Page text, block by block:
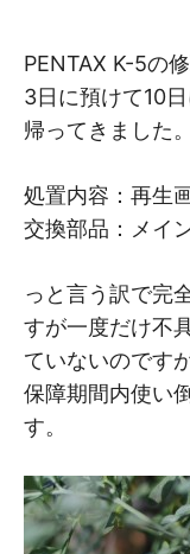
PENTAX K-5の
3日に預けて10
帰ってきました。
処置内容：再生
交換部品：メイ
っと言う訳で完
すが一度だけ不
ていないのです
保障期間内使い
す。